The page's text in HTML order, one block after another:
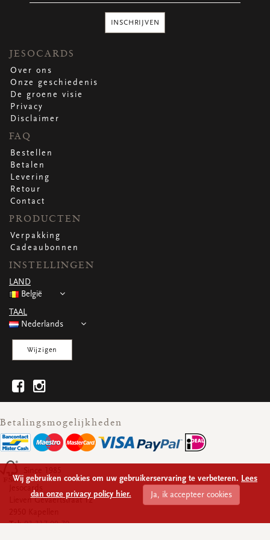
bekijk alle
bekijk alle
bekijk alle
bekijk alle
VERPAKKING
Verpakking op rol
bekijk alle
Hoezen
bekijk alle
Flowerbag
bekijk alle
Draagtassen
bekijk alle
Omslagen
bekijk alle
bekijk alle
Vierkante wenskaartjes
bekijk alle
bekijk alle
Rechthoekige wenskaartjes
bekijk alle
Wenskaarten
bekijk alle
Per gelegenheid
bekijk alle
INSCHRIJVEN
JESOCARDS
Over ons
Onze geschiedenis
De groene visie
Privacy
Disclaimer
FAQ
Bestellen
Betalen
Levering
Retour
Contact
PRODUCTEN
Verpakking
Cadeaubonnen
INSTELLINGEN
LAND
België
TAAL
Nederlands
Wijzigen
Betalingsmogelijkheden
Jesocards
Lieven Gevaertstraat 12
Tel: 03 317 09 70
Wij gebruiken cookies om uw gebruikerservaring te verbeteren. Lees
dan onze privacy policy hier.
Ja, ik accepteer cookies